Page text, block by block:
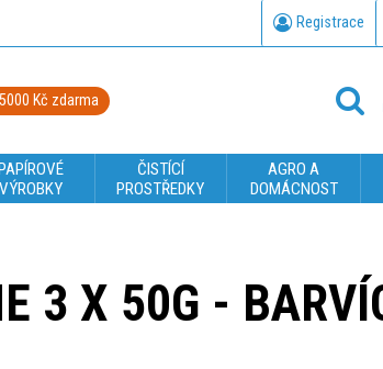
Registrace
Kč zdarma
VÝROBKY
ČISTÍCÍ
PROSTŘEDKY
AGRO A
DOMÁCNOST
3 X 50G -